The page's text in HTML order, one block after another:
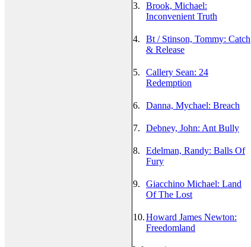
3.
Brook, Michael:
Inconvenient Truth
4.
Bt / Stinson, Tommy: Catch
& Release
5.
Callery Sean: 24
Redemption
6. Danna, Mychael: Breach
7. Debney, John: Ant Bully
8.
Edelman, Randy: Balls Of
Fury
9.
Giacchino Michael: Land
Of The Lost
10.Howard James Newton:
Freedomland